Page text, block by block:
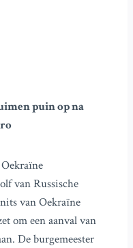
puin op na
van Russische
van Oekraïne
om een aanval van
De burgemeester